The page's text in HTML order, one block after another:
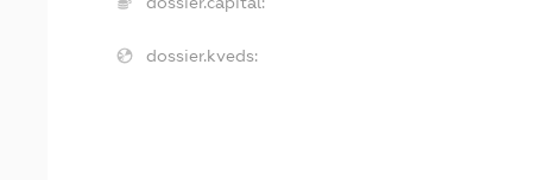
dossier.kveds: